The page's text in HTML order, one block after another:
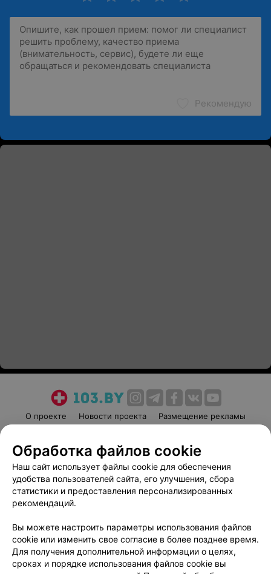
Рекомендую
О проекте Новости проекта
Размещение рекламы
Пользовательское соглашение
Способы оплаты
Вакансии
Партнеры
Написать руководителю 103.by
Обработка персональных данных
Обработка файлов cookie
Наш сайт использует файлы cookie для обеспечения
удобства пользователей сайта, его улучшения, сбора
статистики и предоставления персонализированных
рекомендаций.
Вы можете настроить параметры использования файлов
cookie или изменить свое согласие в более позднее время.
Для получения дополнительной информации о целях,
сроках и порядке использования файлов cookie вы